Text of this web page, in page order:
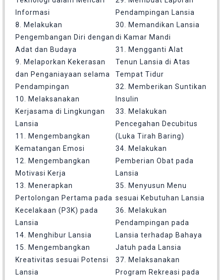
Informasi
8. Melakukan
Pengembangan Diri dengan
Adat dan Budaya
9. Melaporkan Kekerasan
dan Penganiayaan selama
Pendampingan
10. Melaksanakan
Kerjasama di Lingkungan
Lansia
11. Mengembangkan
Kematangan Emosi
12. Mengembangkan
Motivasi Kerja
13. Menerapkan
Pertolongan Pertama pada
Kecelakaan (P3K) pada
Lansia
14. Menghibur Lansia
15. Mengembangkan
Kreativitas sesuai Potensi
Lansia
Pendampingan Lansia
30. Memandikan Lansia
di Kamar Mandi
31. Mengganti Alat
Tenun Lansia di Atas
Tempat Tidur
32. Memberikan Suntikan
Insulin
33. Melakukan
Pencegahan Decubitus
(Luka Tirah Baring)
34. Melakukan
Pemberian Obat pada
Lansia
35. Menyusun Menu
sesuai Kebutuhan Lansia
36. Melakukan
Pendampingan pada
Lansia terhadap Bahaya
Jatuh pada Lansia
37. Melaksanakan
Program Rekreasi pada